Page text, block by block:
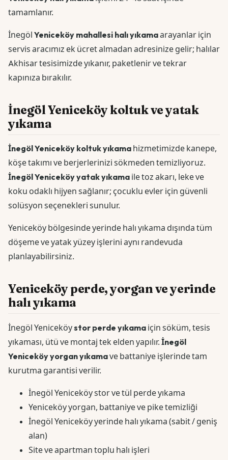
tamamlanır.
İnegöl Yeniceköy mahallesi halı yıkamaarayanlar için
servis aracımız ek ücret almadan adresinize gelir; halılar
Akhisar tesisimizde yıkanır, paketlenir ve tekrar
kapınıza bırakılır.
İnegöl Yeniceköy koltuk ve yatak
yıkama
İnegöl Yeniceköy koltuk yıkama hizmetimizde kanepe,
köşe takımı ve berjerlerinizi sökmeden temizliyoruz.
İnegöl Yeniceköy yatak yıkama ile toz akarı, leke ve
koku odaklı hijyen sağlanır; çocuklu evler için güvenli
solüsyon seçenekleri sunulur.
Yeniceköy bölgesinde yerinde halı yıkama dışında tüm
döşeme ve yatak yüzey işlerini aynı randevuda
planlayabilirsiniz.
Yeniceköy perde, yorgan ve yerinde
halı yıkama
İnegöl Yeniceköystor perde yıkama için söküm, tesis
yıkaması, ütü ve montaj tek elden yapılır. İnegöl
Yeniceköy yorgan yıkamave battaniye işlerinde tam
kurutma garantisi verilir.
İnegöl Yeniceköy stor ve tül perde yıkama
Yeniceköy yorgan, battaniye ve pike temizliği
İnegöl Yeniceköy yerinde halı yıkama (sabit / geniş
alan)
Site ve apartman toplu halı işleri